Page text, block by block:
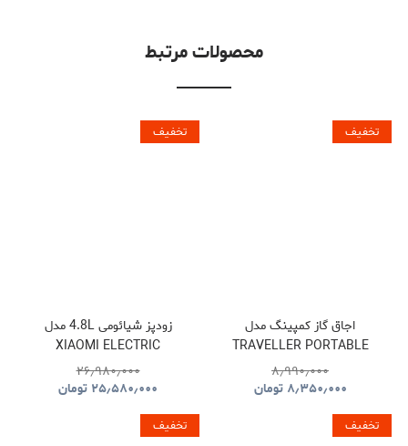
محصولات مرتبط
تخفیف
اجاق گاز کمپینگ مدل
TRAVELLER PORTABLE
BBQ HYBQ015
۸٫۹۹۰٫۰۰۰
۸٫۳۵۰٫۰۰۰ تومان
تخفیف
زودپز شیائومی 4.8L مدل
XIAOMI ELECTRIC
PRESSURE COOKER
۲۶٫۹۸۰٫۰۰۰
۲۵٫۵۸۰٫۰۰۰ تومان
تخفیف تخفیف